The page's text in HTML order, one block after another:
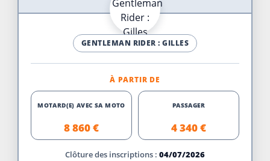
GENTLEMAN RIDER : GILLES
À PARTIR DE
MOTARD(E) AVEC SA MOTO
8 860 €
PASSAGER
4 340 €
Clôture des inscriptions : 04/07/2026